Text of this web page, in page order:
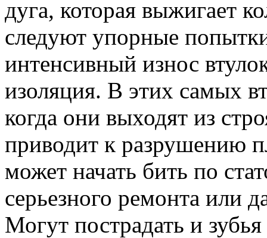
дуга, которая выжигает
следуют упорные
интенсивный износ
изоляция. В этих самых
когда они выходят из
приводит к разрушению
может начать бить по
серьезного ремонта или
Могут пострадать и